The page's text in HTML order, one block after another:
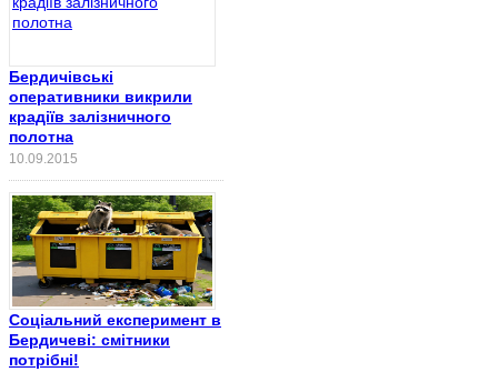
Бердичівські
оперативники викрили
крадіїв залізничного
полотна
10.09.2015
Соціальний експеримент в
Бердичеві: смітники
потрібні!